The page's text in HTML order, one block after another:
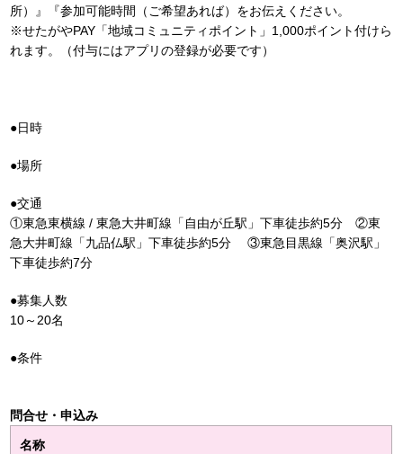
所）』『参加可能時間（ご希望あれば）をお伝えください。
※せたがやPAY「地域コミュニティポイント」1,000ポイント付けら
れます。（付与にはアプリの登録が必要です）
●日時
●場所
●交通
①東急東横線 / 東急大井町線「自由が丘駅」下車徒歩約5分 ②東
急大井町線「九品仏駅」下車徒歩約5分 ③東急目黒線「奥沢駅」
下車徒歩約7分
●募集人数
10～20名
●条件
問合せ・申込み
名称